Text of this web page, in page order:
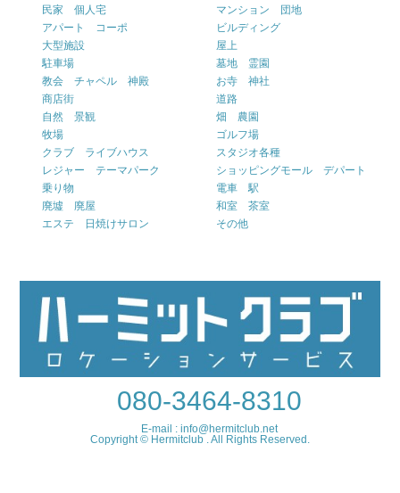
民家 個人宅
マンション 団地
アパート コーポ
ビルディング
大型施設
屋上
駐車場
墓地 霊園
教会 チャペル 神殿
お寺 神社
商店街
道路
自然 景観
畑 農園
牧場
ゴルフ場
クラブ ライブハウス
スタジオ各種
レジャー テーマパーク
ショッピングモール デパート
乗り物
電車 駅
廃墟 廃屋
和室 茶室
エステ 日焼けサロン
その他
080-3464-8310
E-mail : info@hermitclub.net
Copyright © Hermitclub . All Rights Reserved.